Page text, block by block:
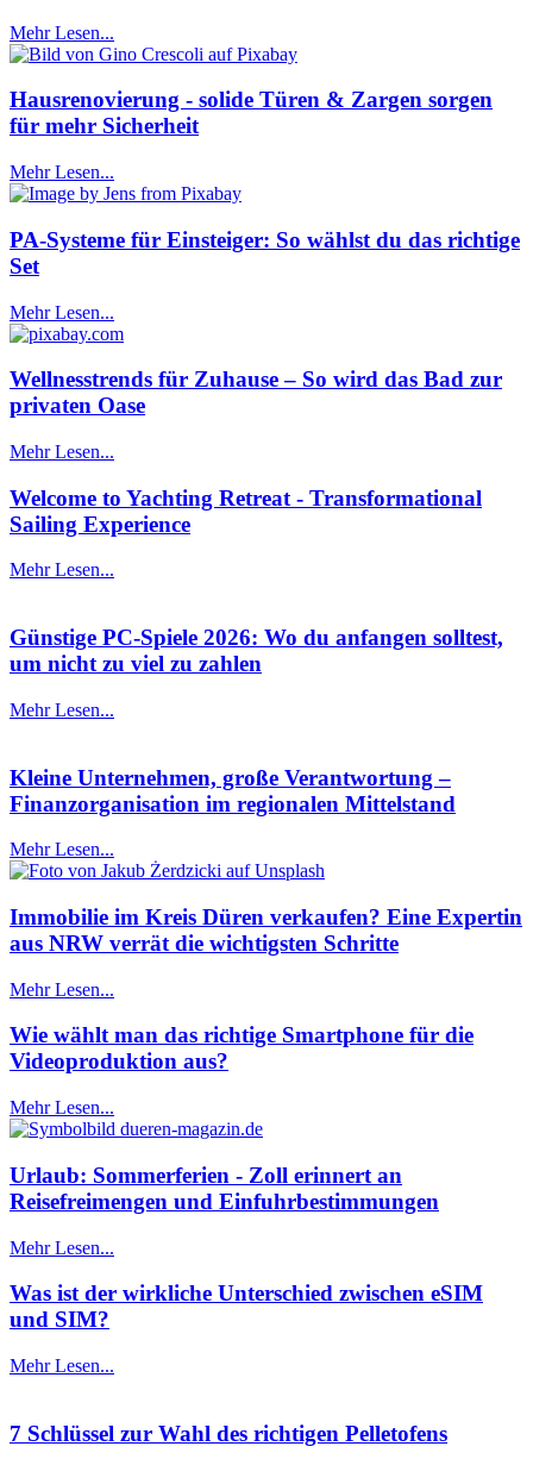
Mehr Lesen...
Hausrenovierung - solide Türen & Zargen sorgen
für mehr Sicherheit
Mehr Lesen...
PA-Systeme für Einsteiger: So wählst du das richtige
Set
Mehr Lesen...
Wellnesstrends für Zuhause – So wird das Bad zur
privaten Oase
Mehr Lesen...
Welcome to Yachting Retreat - Transformational
Sailing Experience
Mehr Lesen...
Günstige PC-Spiele 2026: Wo du anfangen solltest,
um nicht zu viel zu zahlen
Mehr Lesen...
Kleine Unternehmen, große Verantwortung –
Finanzorganisation im regionalen Mittelstand
Mehr Lesen...
Immobilie im Kreis Düren verkaufen? Eine Expertin
aus NRW verrät die wichtigsten Schritte
Mehr Lesen...
Wie wählt man das richtige Smartphone für die
Videoproduktion aus?
Mehr Lesen...
Urlaub: Sommerferien - Zoll erinnert an
Reisefreimengen und Einfuhrbestimmungen
Mehr Lesen...
Was ist der wirkliche Unterschied zwischen eSIM
und SIM?
Mehr Lesen...
7 Schlüssel zur Wahl des richtigen Pelletofens